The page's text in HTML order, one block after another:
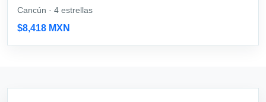
Cancún · 4 estrellas
$8,418 MXN